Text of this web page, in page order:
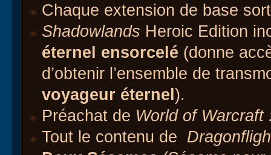
Chaque extension de base
Shadowlands Heroic Edition
éternel ensorcelé (donne
d’obtenir l’ensemble de
voyageur éternel).
Préachat de World of Warcraft
Tout le contenu de